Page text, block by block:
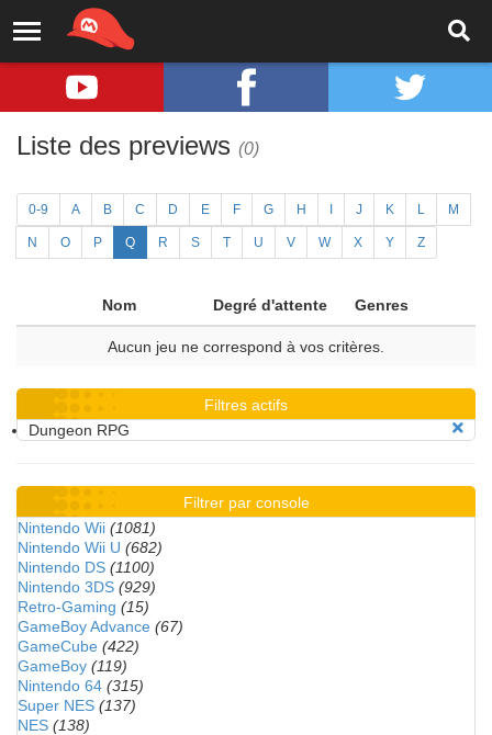
Liste des previews (0)
0-9 A B C D E F G H J K L M
N O P Q R S T U V W X Y Z
Nom Degré d'attente Genres
Aucun jeu ne correspond à vos critères.
Filtres actifs
Dungeon RPG
Filtrer par console
Nintendo Wii (1081)
Nintendo Wii U (682)
Nintendo DS (1100)
Nintendo 3DS (929)
Retro-Gaming (15)
GameBoy Advance (67)
GameCube (422)
GameBoy (119)
Nintendo 64 (315)
Super NES (137)
NES (138)